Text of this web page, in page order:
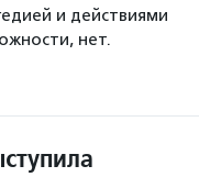
и действиями
нет.